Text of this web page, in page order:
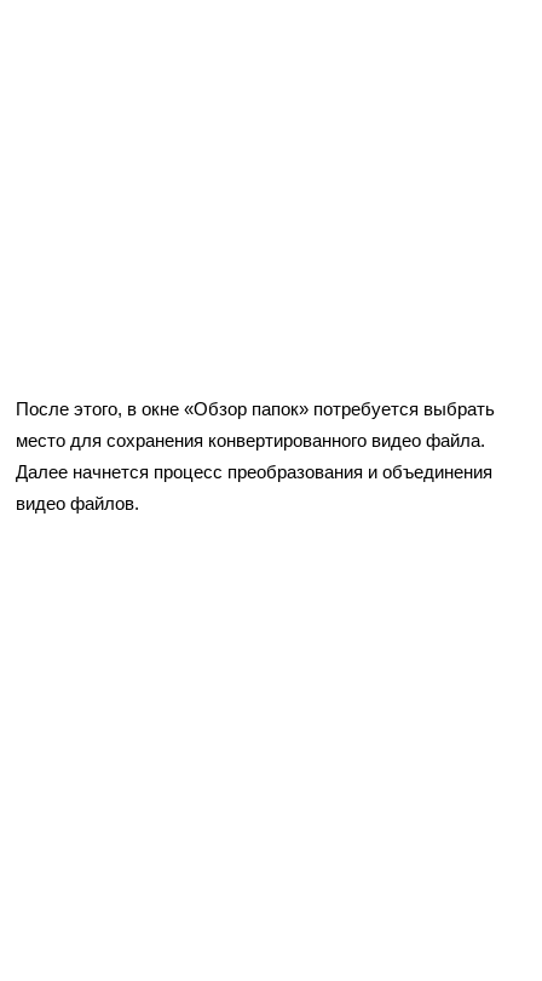
После этого, в окне «Обзор папок» потребуется выбрать
место для сохранения конвертированного видео файла.
Далее начнется процесс преобразования и объединения
видео файлов.